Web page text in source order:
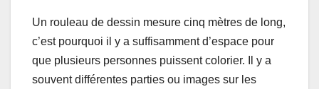
Un rouleau de dessin mesure cinq mètres de long,
c’est pourquoi il y a suffisamment d’espace pour
que plusieurs personnes puissent colorier. Il y a
souvent différentes parties ou images sur les